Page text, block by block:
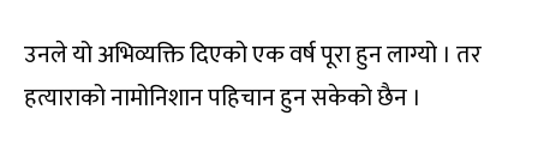
उनले यो अभिव्यक्ति दिएको एक वर्ष पूरा हुन लाग्यो । तर
हत्याराको नामोनिशान पहिचान हुन सकेको छैन ।